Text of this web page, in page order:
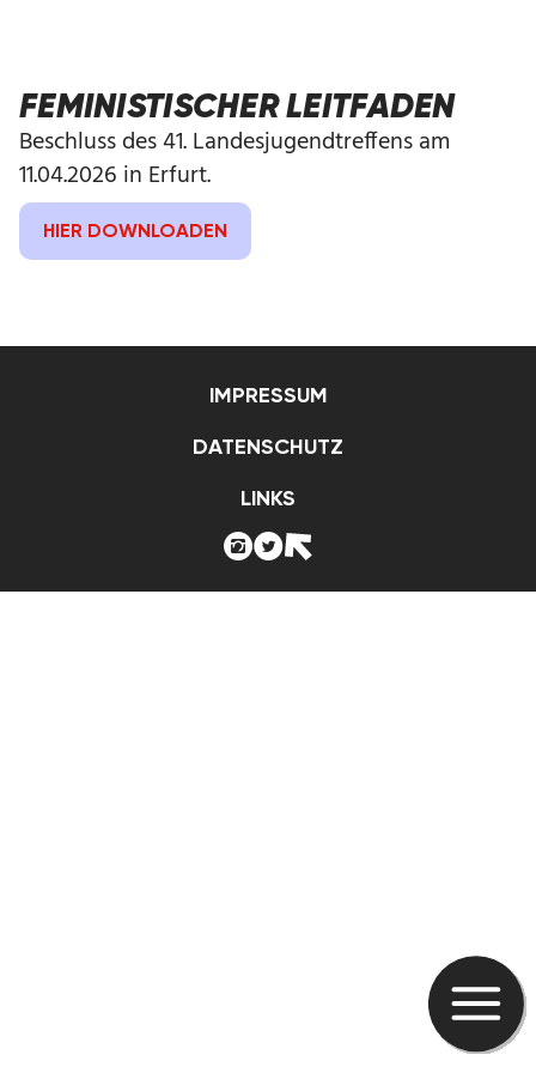
FEMINISTISCHER LEITFADEN
Beschluss des 41. Landesjugendtreffens am
11.04.2026 in Erfurt.
HIER DOWNLOADEN
IMPRESSUM
DATENSCHUTZ
LINKS